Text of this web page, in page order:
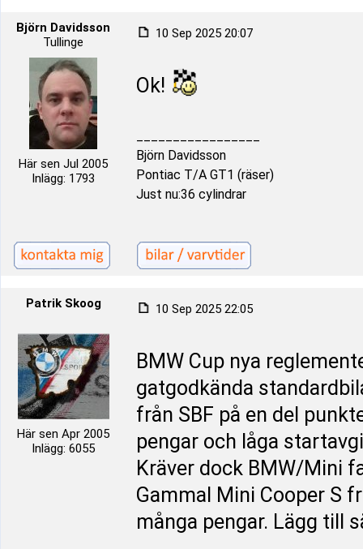
Björn Davidsson
Tullinge
Här sen Jul 2005
Inlägg: 1793
10 Sep 2025 20:07
Ok!
Björn Davidsson
Pontiac T/A GT1 (räser)
Just nu:36 cylindrar
Patrik Skoog
Här sen Apr 2005
Inlägg: 6055
10 Sep 2025 22:05
BMW Cup nya
gatgodkända
från SBF på en del
pengar och låga
Kräver dock BMW/Mini
Gammal Mini Cooper S
många pengar. Lägg till